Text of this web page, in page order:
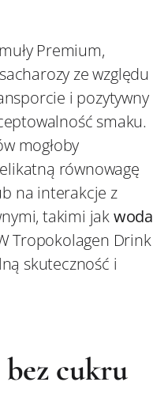
Premium,
ze względu
i pozytywny
smaku.
mogłoby
równowagę
na interakcje z
takimi jakwoda
Tropokolagen Drink
skuteczność i
bez cukru